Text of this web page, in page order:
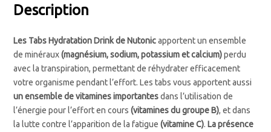
Description
Les Tabs Hydratation Drink de Nutonicapportent un ensemble
de minéraux(magnésium, sodium, potassium et calcium)perdu
avec la transpiration, permettant de réhydrater efficacement
votre organisme pendant l’effort. Les tabs vous apportent aussi
un ensemble de vitamines importantesdans l’utilisation de
l’énergie pour l’effort en cours(vitamines du groupe B), et dans
la lutte contre l’apparition de la fatigue(vitamine C). La présence